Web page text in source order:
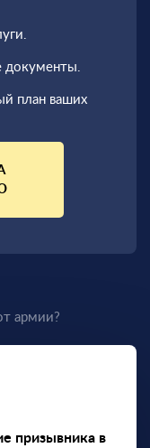
документы.
план ваших
армии?
призывника в